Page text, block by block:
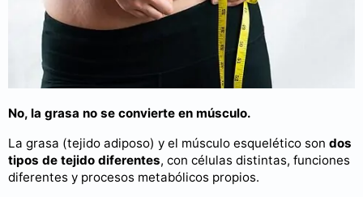
No, la grasa no se convierte en músculo.
La grasa (tejido adiposo) y el músculo esquelético son dos
tipos de tejido diferentes, con células distintas, funciones
diferentes y procesos metabólicos propios.